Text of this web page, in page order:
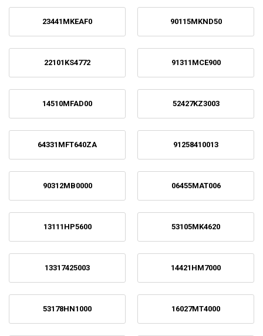
23441MKEAF0 90115MKND50
22101KS4772 91311MCE900
14510MFAD00 52427KZ3003
64331MFT640ZA 91258410013
90312MB0000 06455MAT006
13111HP5600 53105MK4620
13317425003 14421HM7000
53178HN1000 16027MT4000